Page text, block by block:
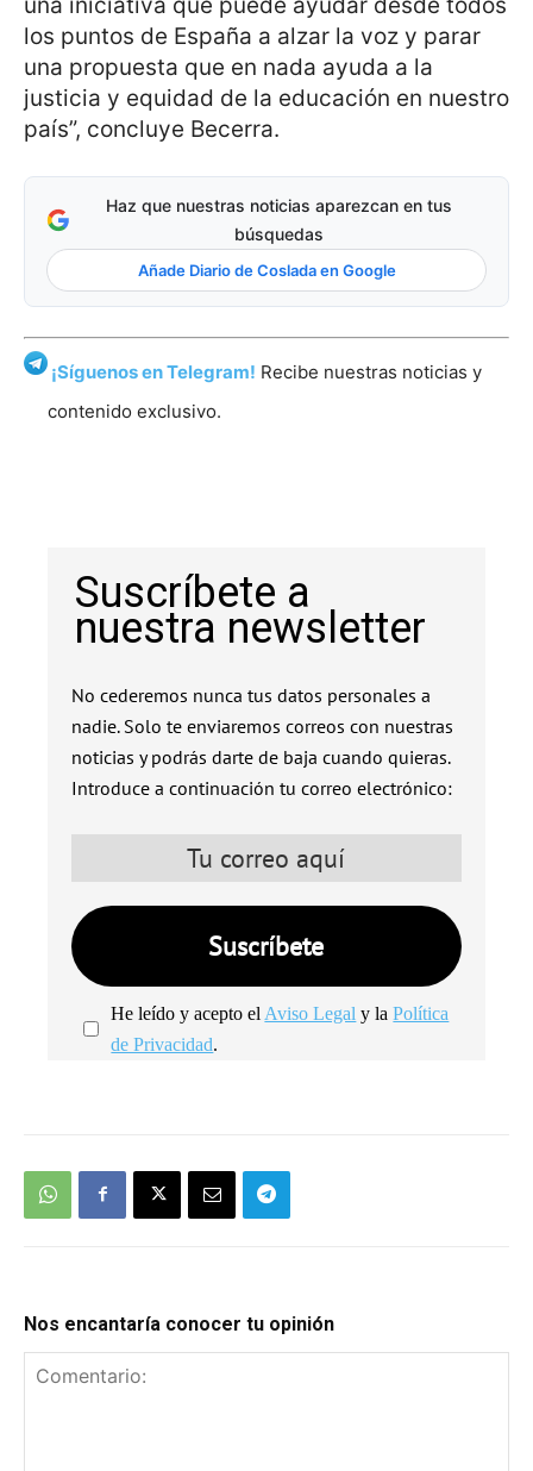
una iniciativa que puede ayudar desde todos
los puntos de España a alzar la voz y parar
una propuesta que en nada ayuda a la
justicia y equidad de la educación en nuestro
país”, concluye Becerra.
Haz que nuestras noticias aparezcan en tus
búsquedas
Añade Diario de Coslada en Google
¡Síguenos en Telegram! Recibe nuestras noticias y
contenido exclusivo.
Suscríbete a
nuestra newsletter
No cederemos nunca tus datos personales a
nadie. Solo te enviaremos correos con nuestras
noticias y podrás darte de baja cuando quieras.
Introduce a continuación tu correo electrónico:
He leído y acepto el Aviso Legal y laPolítica
de Privacidad.
Nos encantaría conocer tu opinión